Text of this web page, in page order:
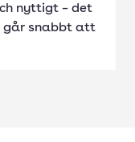
nyttigt – det
går snabbt att